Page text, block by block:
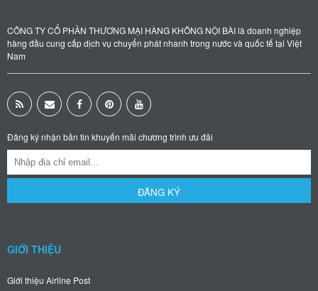
CÔNG TY CỔ PHẦN THƯƠNG MẠI HÀNG KHÔNG NỘI BÀI là doanh nghiệp
hàng đầu cung cấp dịch vụ chuyển phát nhanh trong nước và quốc tế tại Việt
Nam
Đăng ký nhận bản tin khuyến mãi chương trình ưu đãi
ĐĂNG KÝ
GIỚI THIỆU
Giới thiệu Airline Post